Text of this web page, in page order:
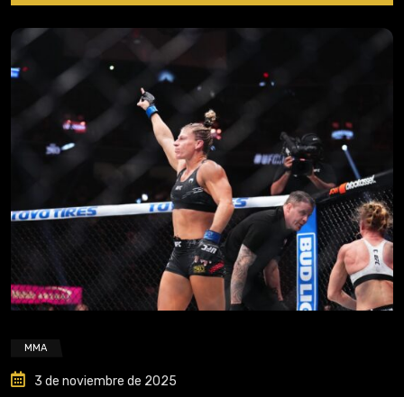
MMA
3 de noviembre de 2025